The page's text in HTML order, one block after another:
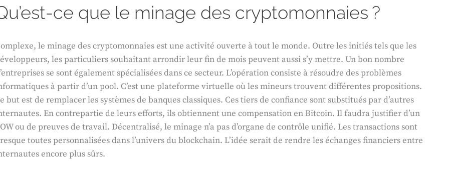
ce que le minage des cryptomonnaies ?
le minage des cryptomonnaies est une activité ouverte à tout le monde. Outre les initiés tels que les
les particuliers souhaitant arrondir leur fin de mois peuvent aussi s’y mettre. Un bon nombre
se sont également spécialisées dans ce secteur. L’opération consiste à résoudre des problèmes
à partir d’un pool. C’est une plateforme virtuelle où les mineurs trouvent différentes propositions.
but est de remplacer les systèmes de banques classiques. Ces tiers de confiance sont substitués par d’autres
En contrepartie de leurs efforts, ils obtiennent une compensation en Bitcoin. Il faudra justifier d’un
ou de preuves de travail. Décentralisé, le minage n’a pas d’organe de contrôle unifié. Les transactions sont
toutes personnalisées dans l’univers du blockchain. L’idée serait de rendre les échanges financiers entre
encore plus sûrs.